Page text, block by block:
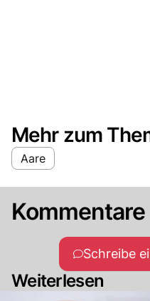
Mehr zum
Aare
Kommentare
Schreibe
Weiterlesen